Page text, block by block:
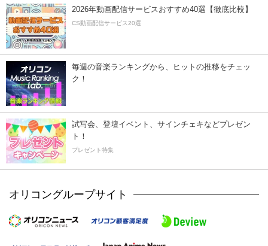
2026年動画配信サービスおすすめ40選【徹底比較】
CS動画配信サービス20選
毎週の音楽ランキングから、ヒットの推移をチェッ
ク！
試写会、登壇イベント、サインチェキなどプレゼン
ト！
プレゼント特集
オリコングループサイト